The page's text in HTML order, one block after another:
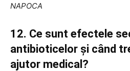
NAPOCA
12. Ce sunt efectele
antibioticelor și când
ajutor medical?